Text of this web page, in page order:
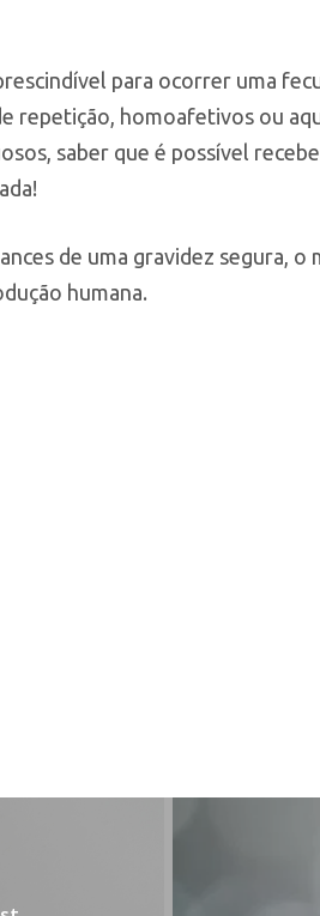
para ocorrer uma
repetição, homoafetivos ou
saber que é possível
de uma gravidez segura, o
humana.